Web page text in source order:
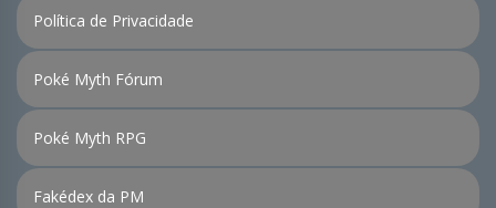
Política de Privacidade
Poké Myth Fórum
Poké Myth RPG
Fakédex da PM